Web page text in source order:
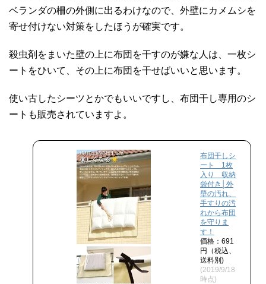
ベランダの柵の外側に出るわけなので、外壁にカメムシを
寄せ付けない対策をしたほうが確実です。
殺虫剤をまいた壁の上に布団を干すのが嫌な人は、一枚シ
ートをひいて、その上に布団を干せばいいと思います。
使い古したシーツとかでもいいですし、布団干し専用のシ
ートも販売されていますよ。
布団干しシ
ート 1枚
入り 収納
袋付き│外
壁の汚れ、
手すりの汚
れから布団
を守りま
す！
価格：691
円（税込、
送料別)
(2019/9/18
時点)